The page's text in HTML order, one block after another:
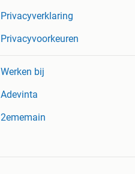
Privacyverklaring
Privacyvoorkeuren
Werken bij
Adevinta
2ememain